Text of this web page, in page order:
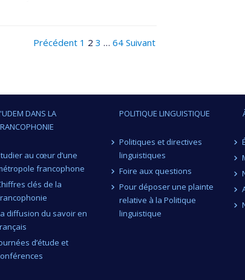
Précédent 1 2 3 … 64 Suivant
DANS LA
au cœur d’une
francophone
clés de la
diffusion du savoir en
d’étude et
POLITIQUE LINGUISTIQUE
Politiques et directives
linguistiques
Foire aux questions
Pour déposer une plainte
relative à la Politique
linguistique